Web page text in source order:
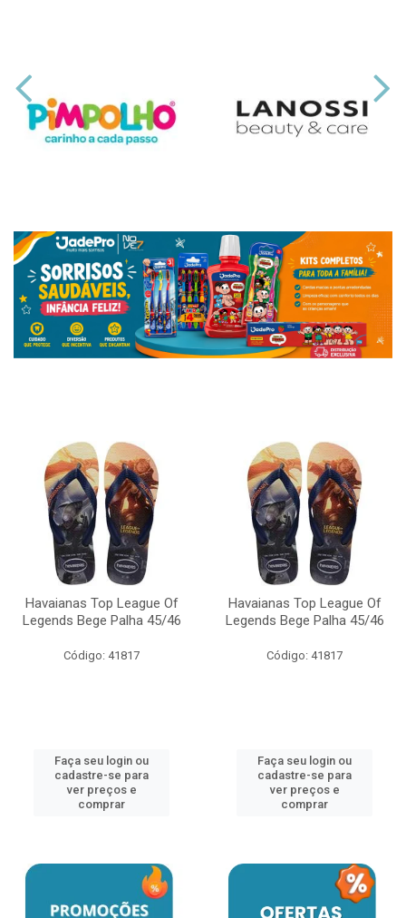
Havaianas Top League Of
Legends Bege Palha 45/46
Código: 41817
Faça seu login ou
cadastre-se para
ver preços e
comprar
Havaianas Top League Of
Legends Bege Palha 45/46
Código: 41817
Faça seu login ou
cadastre-se para
ver preços e
comprar